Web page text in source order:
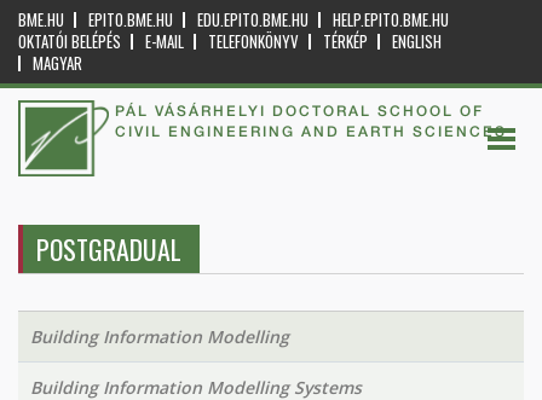
BME.HU EPITO.BME.HU EDU.EPITO.BME.HU
HELP.EPITO.BME.HU
OKTATÓI BELÉPÉS
E-MAIL TELEFONKÖNYV TÉRKÉP
ENGLISH
MAGYAR
PÁL VÁSÁRHELYI DOCTORAL SCHOOL OF
CIVIL ENGINEERING AND EARTH SCIENCES
POSTGRADUAL
Building Information Modelling
Building Information Modelling Systems